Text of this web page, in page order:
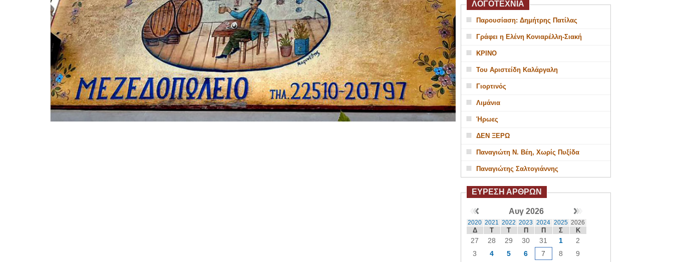
ΛΟΓΟΤΕΧΝΙΑ
Παρουσίαση: Δημήτρης Πατίλας
Γράφει η Ελένη Κονιαρέλλη-Σιακή
ΚΡΙΝΟ
Του Αριστείδη Καλάργαλη
Γιορτινός
Λιμάνια
Ήρωες
ΔΕΝ ΞΕΡΩ
Παναγιώτη Ν. Βέη, Χωρίς Πυξίδα
Παναγιώτης Σαλτογιάννης
ΕΥΡΕΣΗ ΑΡΘΡΩΝ
Αυγ 2026
2020 2021 2022 2023 2024 2025 2026
Δ Τ Τ Π Π Σ Κ
27 28 29 30 31 1
2
3
4 5 6 7 8
9